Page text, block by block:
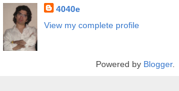
4040e
View my complete profile
Powered by Blogger.